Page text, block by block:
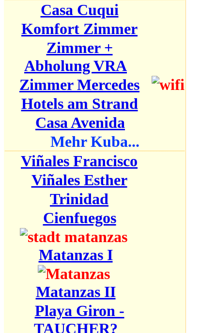
Casa Cuqui
Komfort Zimmer
Zimmer +
Abholung VRA
Zimmer Mercedes
Hotels am Strand
Casa Avenida
Mehr Kuba...
Viñales Francisco
Viñales Esther
Trinidad
Cienfuegos
Matanzas I
Matanzas II
Playa Giron -
TAUCHER?